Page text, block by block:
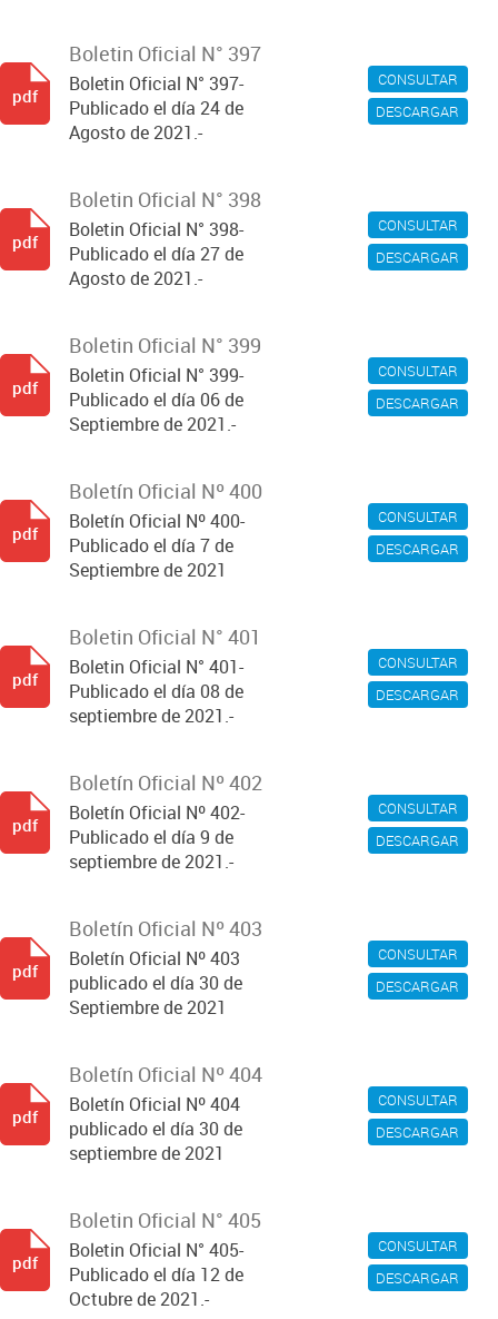
CONSULTAR
DESCARGAR
Boletin Oficial N° 397
Boletin Oficial N° 397-
Publicado el día 24 de
Agosto de 2021.-
pdf
CONSULTAR
DESCARGAR
Boletin Oficial N° 398
Boletin Oficial N° 398-
Publicado el día 27 de
Agosto de 2021.-
pdf
CONSULTAR
DESCARGAR
Boletin Oficial N° 399
Boletin Oficial N° 399-
Publicado el día 06 de
Septiembre de 2021.-
pdf
CONSULTAR
DESCARGAR
Boletín Oficial Nº 400
Boletín Oficial Nº 400-
Publicado el día 7 de
Septiembre de 2021
pdf
CONSULTAR
DESCARGAR
Boletin Oficial N° 401
Boletin Oficial N° 401-
Publicado el día 08 de
septiembre de 2021.-
pdf
CONSULTAR
DESCARGAR
Boletín Oficial Nº 402
Boletín Oficial Nº 402-
Publicado el día 9 de
septiembre de 2021.-
pdf
CONSULTAR
DESCARGAR
Boletín Oficial Nº 403
Boletín Oficial Nº 403
publicado el día 30 de
Septiembre de 2021
pdf
CONSULTAR
DESCARGAR
Boletín Oficial Nº 404
Boletín Oficial Nº 404
publicado el día 30 de
septiembre de 2021
pdf
CONSULTAR
DESCARGAR
Boletin Oficial N° 405
Boletin Oficial N° 405-
Publicado el día 12 de
Octubre de 2021.-
pdf